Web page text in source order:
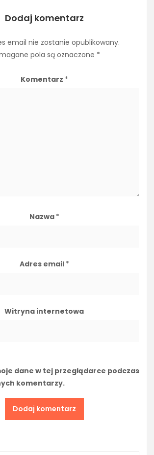
Dodaj komentarz
email nie zostanie opublikowany.
pola są oznaczone *
Komentarz *
Nazwa *
Adres email *
Witryna internetowa
dane w tej przeglądarce podczas
komentarzy.